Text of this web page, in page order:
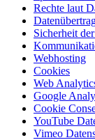
Rechte laut
Sicherheit
Webhosting
Cookies
Web
Google
Cookie
YouTube
Vimeo